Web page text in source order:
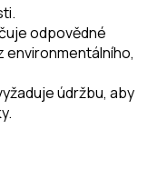
odpovědné
environmentálního,
údržbu, aby